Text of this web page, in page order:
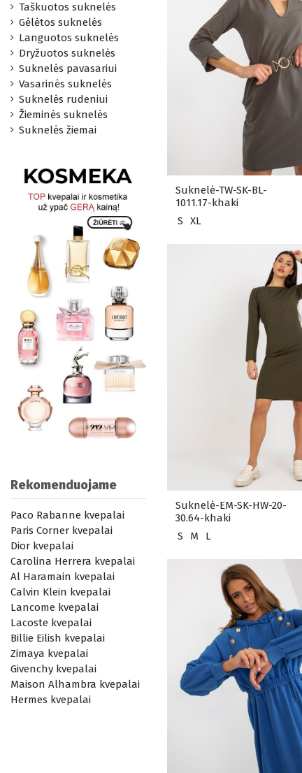
Suknelė-TW-SK-BL-
1011.17-khaki
S XL
Suknelė-EM-SK-HW-20-
30.64-khaki
S M L
Taškuotos suknelės
Gėlėtos suknelės
Languotos suknelės
Dryžuotos suknelės
Suknelės pavasariui
Vasarinės suknelės
Suknelės rudeniui
Žieminės suknelės
Suknelės žiemai
Rekomenduojame
Paco Rabanne kvepalai
Paris Corner kvepalai
Dior kvepalai
Carolina Herrera kvepalai
Al Haramain kvepalai
Calvin Klein kvepalai
Lancome kvepalai
Lacoste kvepalai
Billie Eilish kvepalai
Zimaya kvepalai
Givenchy kvepalai
Maison Alhambra kvepalai
Hermes kvepalai